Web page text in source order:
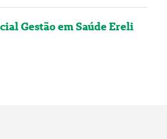
Gestão em Saúde Ereli